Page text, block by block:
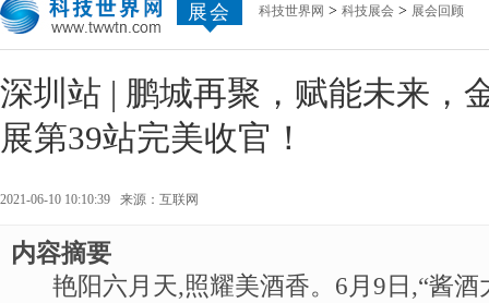
展会 科技世界网 > 科技展会 > 展会回顾
深圳站 | 鹏城再聚，赋能未来，
展第39站完美收官！
2021-06-10 10:10:39 来源： 互联网
内容摘要
艳阳六月天,照耀美酒香。6月9日,“酱